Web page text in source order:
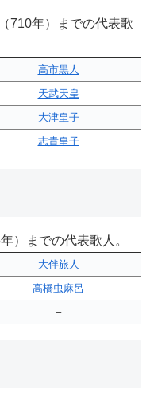
710年）までの代表歌
高市黒人
天武天皇
大津皇子
志貴皇子
）までの代表歌人。
大伴旅人
高橋虫麻呂
–